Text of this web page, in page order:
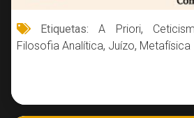
Etiquetas:A Priori,
Filosofia Analítica, Juízo, Metafísica